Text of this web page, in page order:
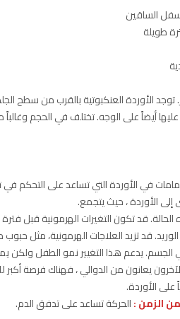
الساقين
طويلة
توجد الأوردة العنكبوتية بالقرب من سطح
أيضاً على الوجه. تختلف في الحجم
في الأوردة التي تساعد على التحكم
الأوردة ، حيث يتجمع.
الحالة. قد تكون التغيرات الهرمونية قبل
الوريد. قد تزيد العلاجات الهرمونية، مثل
الجسم. يدعم هذا التغيير نمو الطفل ولكن
يعانون من الدوالي ، فهناك فرصة أكبر
على الأوردة.
الزمن :الحركة تساعد على تدفق الدم.